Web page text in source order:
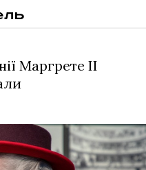
Маргрете II